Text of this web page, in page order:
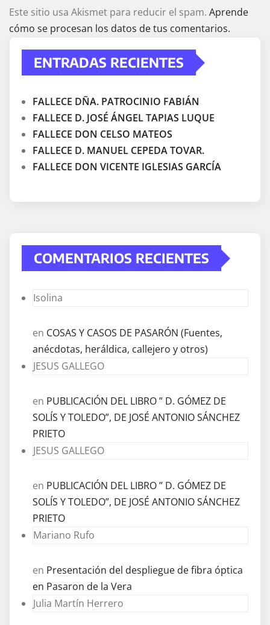
Este sitio usa Akismet para reducir el spam. Aprende
cómo se procesan los datos de tus comentarios.
ENTRADAS RECIENTES
FALLECE DÑA. PATROCINIO FABIÁN
FALLECE D. JOSÉ ÁNGEL TAPIAS LUQUE
FALLECE DON CELSO MATEOS
FALLECE D. MANUEL CEPEDA TOVAR.
FALLECE DON VICENTE IGLESIAS GARCÍA
COMENTARIOS RECIENTES
Isolina
en COSAS Y CASOS DE PASARÓN (Fuentes,
anécdotas, heráldica, callejero y otros)
JESUS GALLEGO
en PUBLICACIÓN DEL LIBRO ” D. GÓMEZ DE
SOLÍS Y TOLEDO”, DE JOSÉ ANTONIO SÁNCHEZ
PRIETO
JESUS GALLEGO
en PUBLICACIÓN DEL LIBRO ” D. GÓMEZ DE
SOLÍS Y TOLEDO”, DE JOSÉ ANTONIO SÁNCHEZ
PRIETO
Mariano Rufo
en Presentación del despliegue de fibra óptica
en Pasaron de la Vera
Julia Martín Herrero